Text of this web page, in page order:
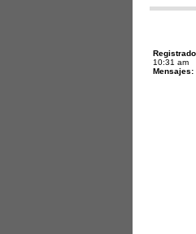
10:31 am
Mensajes: